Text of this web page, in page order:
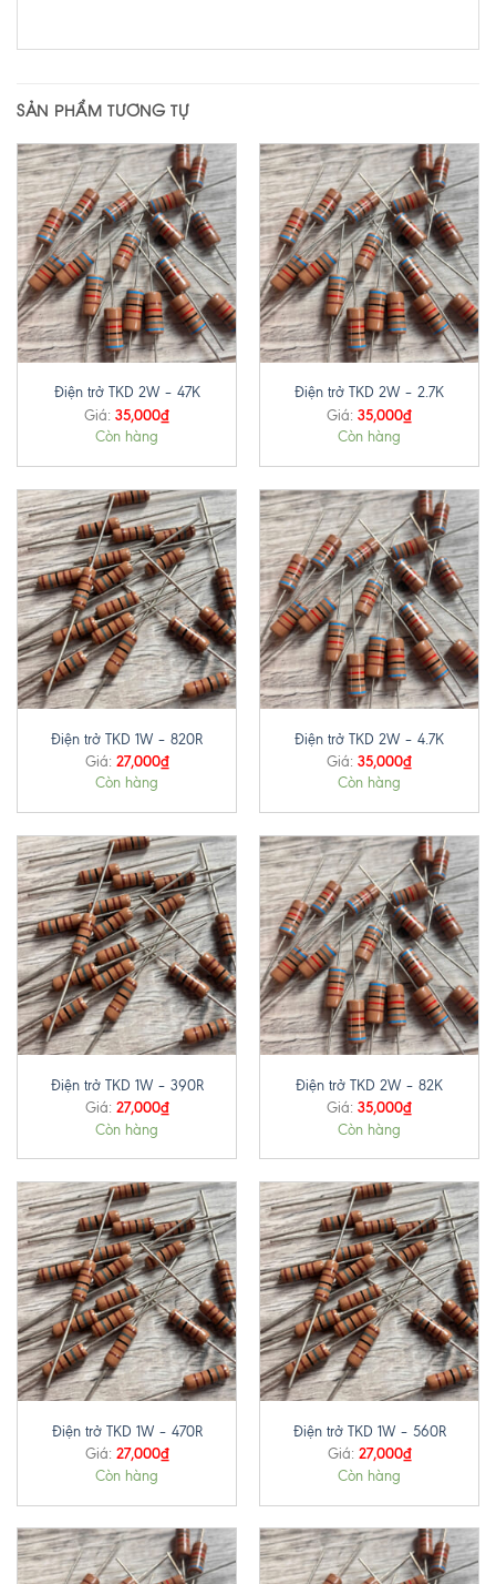
SẢN PHẨM TƯƠNG TỰ
Điện trở TKD 2W – 47K
Giá: 35,000₫
Còn hàng
Điện trở TKD 2W – 2.7K
Giá: 35,000₫
Còn hàng
Điện trở TKD 1W – 820R
Giá: 27,000₫
Còn hàng
Điện trở TKD 2W – 4.7K
Giá: 35,000₫
Còn hàng
Điện trở TKD 1W – 390R
Giá: 27,000₫
Còn hàng
Điện trở TKD 2W – 82K
Giá: 35,000₫
Còn hàng
Điện trở TKD 1W – 470R
Giá: 27,000₫
Còn hàng
Điện trở TKD 1W – 560R
Giá: 27,000₫
Còn hàng